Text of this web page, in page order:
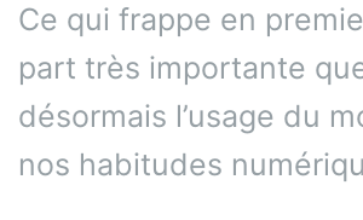
Ce qui frappe en
part très importante
désormais l’usage du
nos habitudes